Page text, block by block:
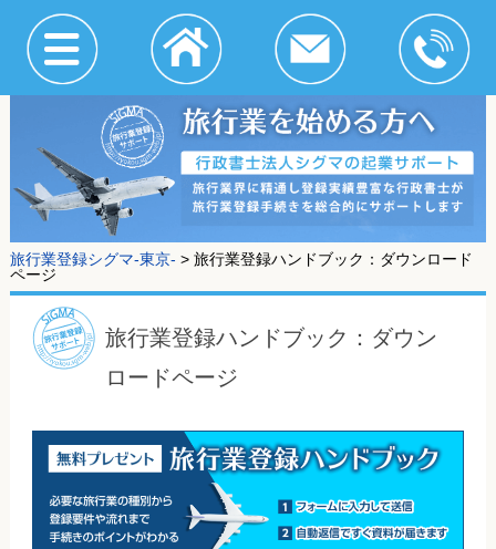
旅行業登録シグマ-東京- > 旅行業登録ハンドブック：ダウンロード
ページ
旅行業登録ハンドブック：ダウン
ロードページ